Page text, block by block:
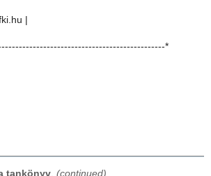
|
*
tankönyv (continued)